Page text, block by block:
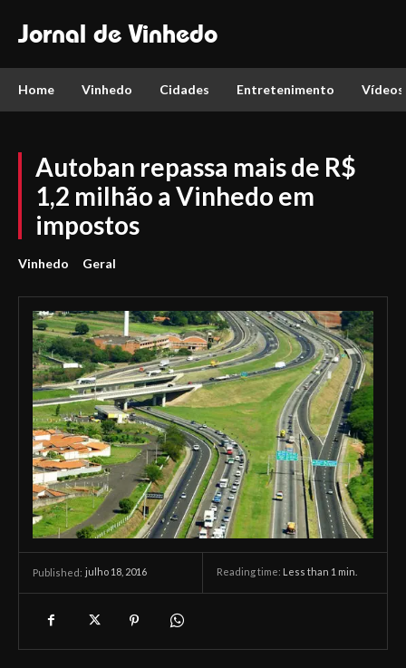
Jornal de Vinhedo
Home Vinhedo Cidades Entretenimento Vídeos
Autoban repassa mais de R$
1,2 milhão a Vinhedo em
impostos
Vinhedo Geral
Published: julho 18, 2016 Reading time: Less than 1 min.